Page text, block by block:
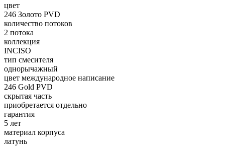
цвет
246 Золото PVD
количество потоков
2 потока
коллекция
INCISO
тип смесителя
однорычажный
цвет международное написание
246 Gold PVD
скрытая часть
приобретается отдельно
гарантия
5 лет
материал корпуса
латунь